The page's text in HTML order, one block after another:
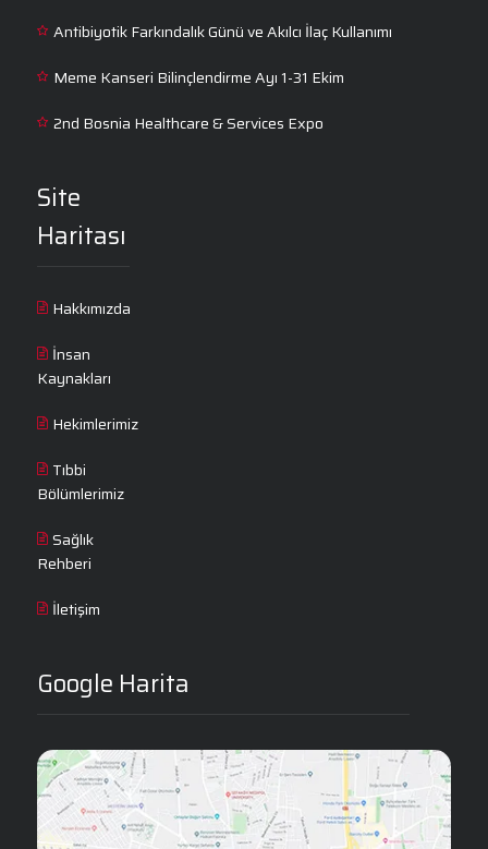
Antibiyotik Farkındalık Günü ve Akılcı İlaç Kullanımı
Meme Kanseri Bilinçlendirme Ayı 1-31 Ekim
2nd Bosnia Healthcare & Services Expo
Site
Haritası
Hakkımızda
İnsan
Kaynakları
Hekimlerimiz
Tıbbi
Bölümlerimiz
Sağlık
Rehberi
İletişim
Google Harita